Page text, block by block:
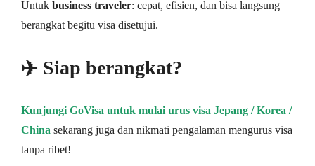
Untuk business traveler: cepat, efisien, dan bisa langsung
berangkat begitu visa disetujui.
✈️ Siap berangkat?
Kunjungi GoVisa untuk mulai urus visa Jepang / Korea /
China sekarang juga dan nikmati pengalaman mengurus visa
tanpa ribet!